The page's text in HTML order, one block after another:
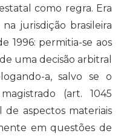
como regra. Era
jurisdição brasileira
1996: permitia-se aos
uma decisão arbitral
a, salvo se o
(art. 1045
de aspectos materiais
em questões de